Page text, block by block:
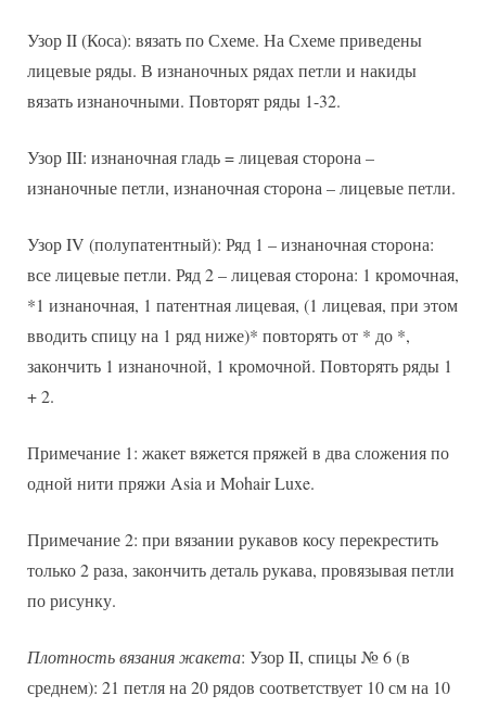
Узор II (Коса): вязать по Схеме. На Схеме приведены
лицевые ряды. В изнаночных рядах петли и накиды
вязать изнаночными. Повторят ряды 1-32.
Узор III: изнаночная гладь = лицевая сторона –
изнаночные петли, изнаночная сторона – лицевые петли.
Узор IV (полупатентный): Ряд 1 – изнаночная сторона:
все лицевые петли. Ряд 2 – лицевая сторона: 1 кромочная,
*1 изнаночная, 1 патентная лицевая, (1 лицевая, при этом
вводить спицу на 1 ряд ниже)* повторять от * до *,
закончить 1 изнаночной, 1 кромочной. Повторять ряды 1
+ 2.
Примечание 1: жакет вяжется пряжей в два сложения по
одной нити пряжи Asia и Mohair Luxe.
Примечание 2: при вязании рукавов косу перекрестить
только 2 раза, закончить деталь рукава, провязывая петли
по рисунку.
Плотность вязания жакета: Узор II, спицы № 6 (в
среднем): 21 петля на 20 рядов соответствует 10 см на 10